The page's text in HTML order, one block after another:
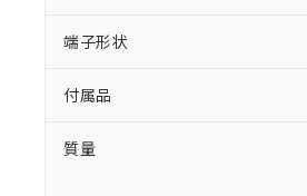
端子形状
付属品
質量